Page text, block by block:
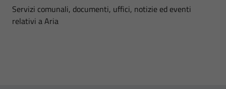
Dettagli dell'argomento
Servizi comunali, documenti, uffici, notizie ed eventi
relativi a Aria